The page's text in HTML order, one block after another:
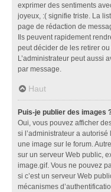
exprimer des sentiments
joyeux, :( signifie triste. La
page de rédaction de
Ils peuvent rapidement
peut décider de les retirer
L’administrateur peut aussi
par message.
Haut
Puis-je publier des images
Oui, vous pouvez afficher
si l’administrateur a
une image sur le forum.
sur un serveur Web public,
image.gif. Vous ne pouvez
si c’est un serveur Web
mécanismes